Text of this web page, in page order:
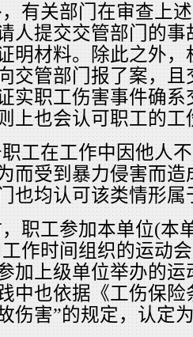
有关部门在审查上
人提交交管部门的
明材料。除此之外
交管部门报了案，
实职工伤害事件确
上也会认可职工的工
工在工作中因他人
而受到暴力侵害而
也均认可该类情形属
，职工参加本单位(本
作时间组织的运动
加上级单位举办的
中也依据《工伤保险
伤害”的规定，认定